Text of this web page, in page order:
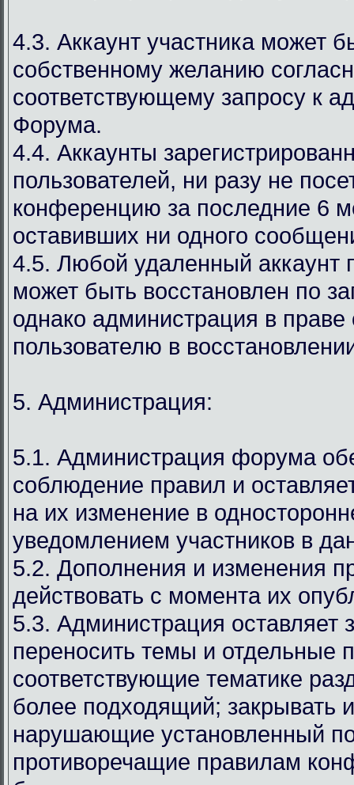
4.3. Аккаунт участника может
собственному желанию
соответствующему запросу к
Форума.
4.4. Аккаунты
пользователей, ни разу не
конференцию за последние 6
оставивших ни одного
4.5. Любой удаленный аккаунт
может быть восстановлен по
однако администрация в праве
пользователю в
5. Администрация:
5.1. Администрация форума
соблюдение правил и
на их изменение в
уведомлением участников в
5.2. Дополнения и изменения
действовать с момента их
5.3. Администрация оставляет
переносить темы и отдельные
соответствующие тематике
более подходящий; закрывать
нарушающие установленный
противоречащие правилам